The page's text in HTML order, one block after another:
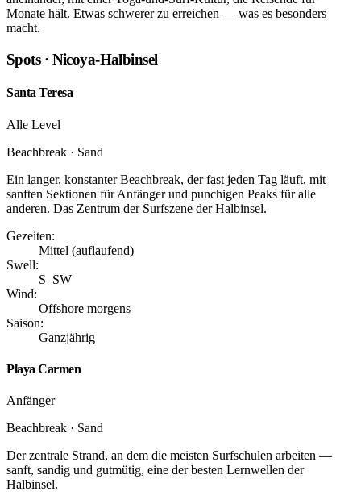
Monate hält. Etwas schwerer zu erreichen — was es besonders
macht.
Spots · Nicoya-Halbinsel
Santa Teresa
Alle Level
Beachbreak · Sand
Ein langer, konstanter Beachbreak, der fast jeden Tag läuft, mit
sanften Sektionen für Anfänger und punchigen Peaks für alle
anderen. Das Zentrum der Surfszene der Halbinsel.
Gezeiten:
Mittel (auflaufend)
Swell:
S–SW
Wind:
Offshore morgens
Saison:
Ganzjährig
Playa Carmen
Anfänger
Beachbreak · Sand
Der zentrale Strand, an dem die meisten Surfschulen arbeiten —
sanft, sandig und gutmütig, eine der besten Lernwellen der
Halbinsel.